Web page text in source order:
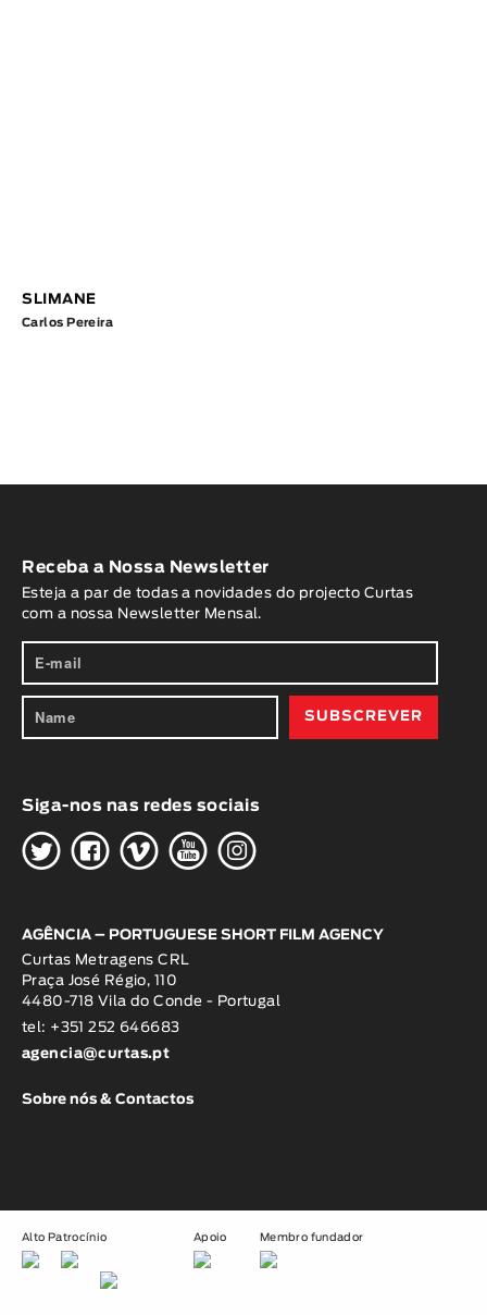
SLIMANE
Carlos Pereira
Receba a Nossa Newsletter
Esteja a par de todas a novidades do projecto Curtas
com a nossa Newsletter Mensal.
Siga-nos nas redes sociais
HGWOK
AGÊNCIA – PORTUGUESE SHORT FILM AGENCY
Curtas Metragens CRL
Praça José Régio, 110
4480-718 Vila do Conde - Portugal
tel: +351 252 646683
agencia@curtas.pt
Sobre nós & Contactos
Alto Patrocínio Apoio Membro fundador